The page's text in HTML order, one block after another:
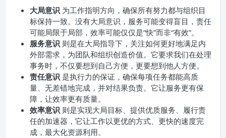
大局意识 为工作指明方向，确保所有努力都与组织目
标保持一致。没有大局意识，服务可能变得盲目，责任
可能局限于局部，效率可能仅仅是“快”而非“有效”。
服务意识 则是在大局指导下，关注如何更好地满足内
外部需求，为团队和组织创造价值。它要求我们在处理
事务时，不仅要想到自己方便，更要想到他人方便。
责任意识 是执行力的保证，确保每项任务都能高质
量、无差错地完成，并对结果负责。它让服务更有保
障，让效率更有质量。
效率意识 则是实现大局目标、提供优质服务、履行责
任的加速器，它让工作以更优的方式、更快的速度完
成，最大化资源利用。